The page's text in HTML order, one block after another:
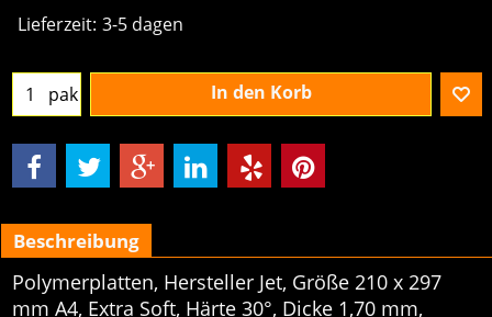
Lieferzeit: 3-5 dagen
pak In den Korb
Beschreibung
Polymerplatten, Hersteller Jet, Größe 210 x 297
mm A4, Extra Soft, Härte 30°, Dicke 1,70 mm,